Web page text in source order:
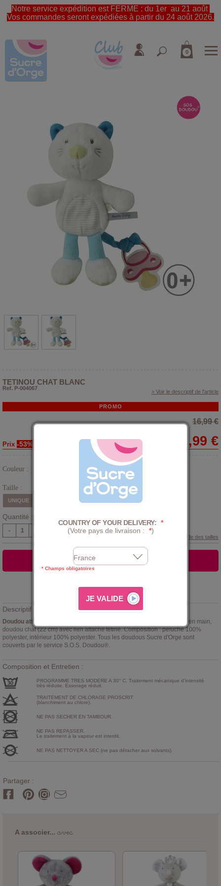
Notre service expédition est FERME : du 1er au 21 août
Vos commandes seront expédiées à partir du 24 août 2026.
0
TETINOU CHAT BLANC
Ref. P-004067
> Voir le descriptif de l'article
PROMO
16,99 €
Prix -53% 7,99 €
Couleur :
Taille :
UNIQUE
Quantité :
-
Guide des tailles
AJOUTER AU PANIER
Descriptif :
Doudou attache sucette Sucre d'Orge
sécurisant et facile à prendre en main,
doudou chat (22 cm) avec lien attache tétine. Composition : peluche 100%
polyester, intérieur 100% polyester. Tous les doudous Sucre d'Orge sont
couverts par le service S.O.S. Doudou®.
Composition et Entretien :
PROGRAMME TRES MODERE A 30° C. Traitement mécanique d'intensité
très réduite. Essorage réduit.
TRAITEMENT DE CHLORAGE PROSCRIT
(blanchiment au chlore).
NE PAS SECHER EN TAMBOUR.
NE PAS REPASSER.
Le traitement à la vapeur est interdit.
NE PAS NETTOYER A SEC (ne pas détacher aux solvants).
Partager :
A associer...
COUNTRY OF YOUR DELIVERY: *
(Votre pays de livraison :
*)
* Champs obligatoires